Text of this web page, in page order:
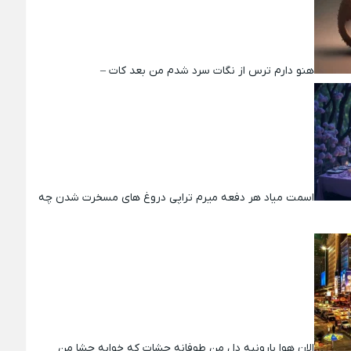
هنو دارم ترس از نگات سرد شدم من بعد کات –
اسمت میاد هر دفعه میرم تراپی دروغ‌ های مسخرت شدن چه